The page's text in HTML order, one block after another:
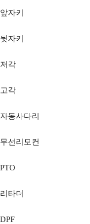
앞자키
뒷자키
저각
고각
자동사다리
무선리모컨
PTO
리타더
DPF